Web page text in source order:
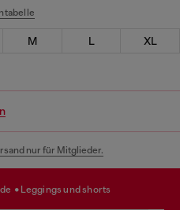
M L
XL
nur für Mitglieder.
leggings und shorts